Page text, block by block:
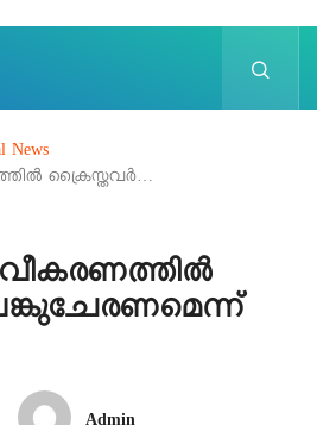
News
ക്രൈസ്തവർ…